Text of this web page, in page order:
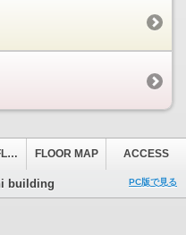
OFFICE FLOOR FLOOR MAP ACCESS
building PC版で見る